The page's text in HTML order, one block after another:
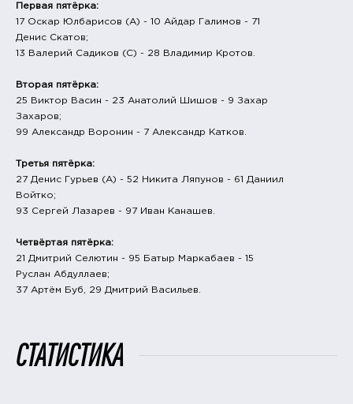
Первая пятёрка:
17 Оскар Юлбарисов (А) - 10 Айдар Галимов - 71
Денис Скатов;
13 Валерий Садиков (С) - 28 Владимир Кротов.
Вторая пятёрка:
25 Виктор Васин - 23 Анатолий Шишов - 9 Захар
Захаров;
99 Александр Воронин - 7 Александр Катков.
Третья пятёрка:
27 Денис Гурьев (А) - 52 Никита Ляпунов - 61 Даниил
Войтко;
93 Сергей Лазарев - 97 Иван Канашев.
Четвёртая пятёрка:
21 Дмитрий Селютин - 95 Батыр Маркабаев - 15
Руслан Абдуллаев;
37 Артём Буб, 29 Дмитрий Васильев.
СТАТИСТИКА